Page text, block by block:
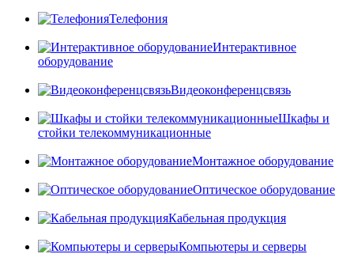
Телефония
Интерактивное
оборудование
Видеоконференцсвязь
Шкафы и
стойки телекоммуникационные
Монтажное оборудование
Оптическое оборудование
Кабельная продукция
Компьютеры и серверы